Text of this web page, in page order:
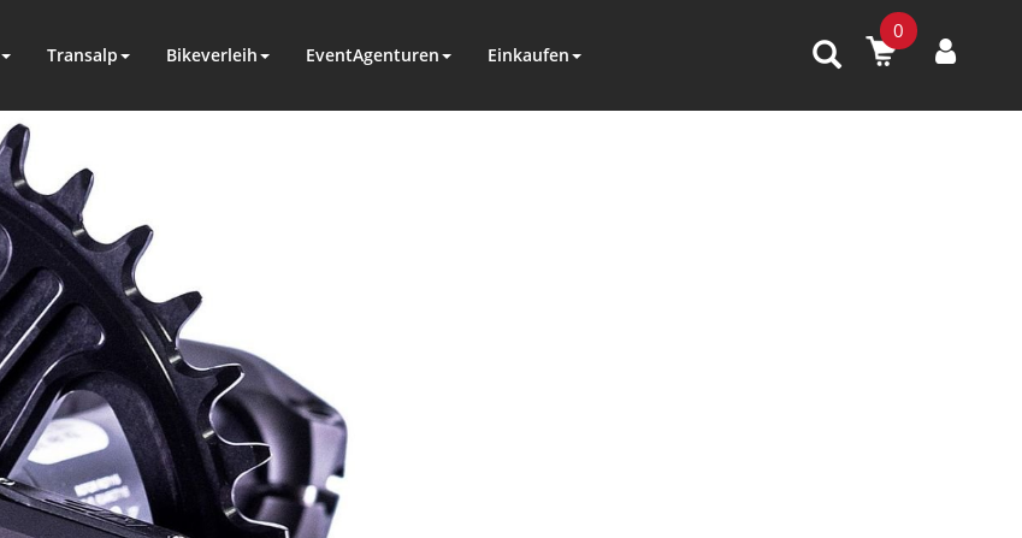
0
Transalp Bikeverleih EventAgenturen Einkaufen